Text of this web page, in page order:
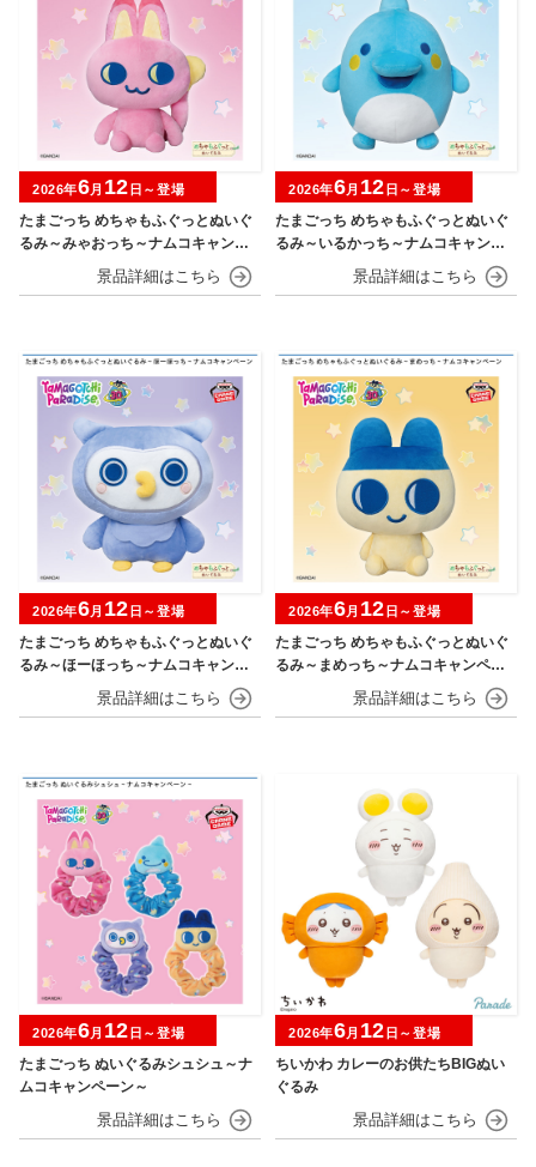
たまごっち めちゃもふぐっとぬいぐ
るみ～みゃおっち～ナムコキャンペ
2026年6月 12 日～登場
たまごっち めちゃもふぐっとぬいぐ
るみ～いるかっち～ナムコキャンペ
2026年6月 12 日～登場
たまごっち めちゃもふぐっとぬいぐ
るみ～ほーほっち～ナムコキャンペ
2026年6月 12 日～登場
たまごっち めちゃもふぐっとぬいぐ
るみ～まめっち～ナムコキャンペー
2026年6月 12 日～登場
たまごっち ぬいぐるみシュシュ～ナ
ムコキャンペーン～
2026年6月 12 日～登場
ちいかわ カレーのお供たちBIGぬい
ぐるみ
2026年6月 12 日～登場